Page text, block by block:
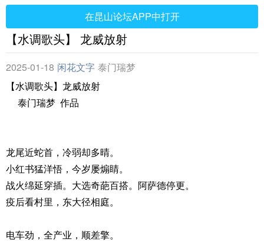
在昆山论坛APP中打开
【水调歌头】 龙威放射
2025-01-18 闲花文字 泰门瑞梦
【水调歌头】龙威放射
泰门瑞梦 作品
龙尾近蛇首，冷弱却多晴。
小红书猛洋悟，今岁屡煽睛。
战火绵延穿插。大选奇葩百搭。阿萨德停更。
疫后看村里，东大径相庭。
电车劲，全产业，顺差擎。